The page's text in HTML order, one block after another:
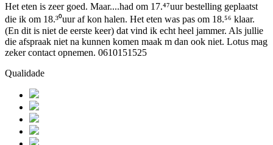
Het eten is zeer goed. Maar....had om 17.⁴⁷uur bestelling geplaatst
die ik om 18.³⁰uur af kon halen. Het eten was pas om 18.⁵⁶ klaar.
(En dit is niet de eerste keer) dat vind ik echt heel jammer. Als jullie
die afspraak niet na kunnen komen maak m dan ook niet. Lotus mag
zeker contact opnemen. 0610151525
Qualidade